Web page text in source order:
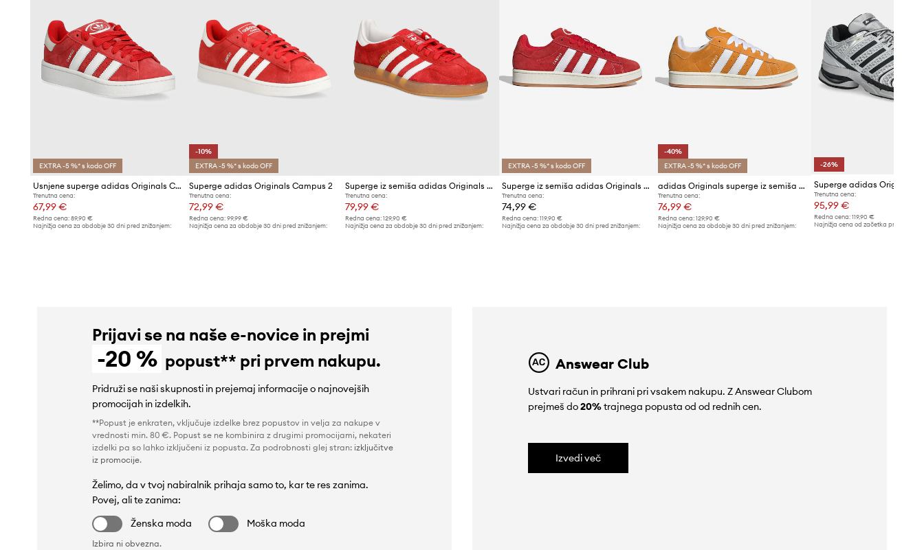
EXTRA -5 %* s kodo OFF
Usnjene superge adidas Originals Campus 00s J
Trenutna cena:
67,99 €
Redna cena: 89,90 €
Najnižja cena za obdobje 30 dni pred znižanjem:
-10%
EXTRA -5 %* s kodo OFF
Superge adidas Originals Campus 2
Trenutna cena:
72,99 €
Redna cena:99,99 €
Najnižja cena za obdobje 30 dni pred znižanjem:
Superge iz semiša adidas Originals Gazelle Indoor
Trenutna cena:
79,99 €
Redna cena: 129,90 €
Najnižja cena za obdobje 30 dni pred znižanjem:
EXTRA -5 %* s kodo OFF
Superge iz semiša adidas Originals Campus 00s
Trenutna cena:
74,99 €
Redna cena: 119,90 €
Najnižja cena za obdobje 30 dni pred znižanjem:
-40%
EXTRA -5 %* s kodo OFF
adidas Originals superge iz semiša Campus 00S
Trenutna cena:
76,99 €
Redna cena:129,90 €
Najnižja cena za obdobje 30 dni pred znižanjem:
-26%
Trenutna cena:
95,99 €
Redna cena: 119,90 €
Najnižja cena od začetka prodaje:
Prijavi se na naše e-novice in prejmi
-20 % popust** pri prvem nakupu.
Pridruži se naši skupnosti in prejemaj informacije o najnovejših
promocijah in izdelkih.
**Popust je enkraten, vključuje izdelke brez popustov in velja za nakupe v
vrednosti min. 80 €. Popust se ne kombinira z drugimi promocijami, nekateri
izdelki pa so lahko izključeni iz popusta. Za podrobnosti glej stran: izključitve
iz promocije.
Želimo, da v tvoj nabiralnik prihaja samo to, kar te res zanima.
Povej, ali te zanima:
Ženska moda
Moška moda
Izbira ni obvezna.
Answear Club
Ustvari račun in prihrani pri vsakem nakupu. Z Answear Clubom
prejmeš do20%trajnega popusta od od rednih cen.
Izvedi več